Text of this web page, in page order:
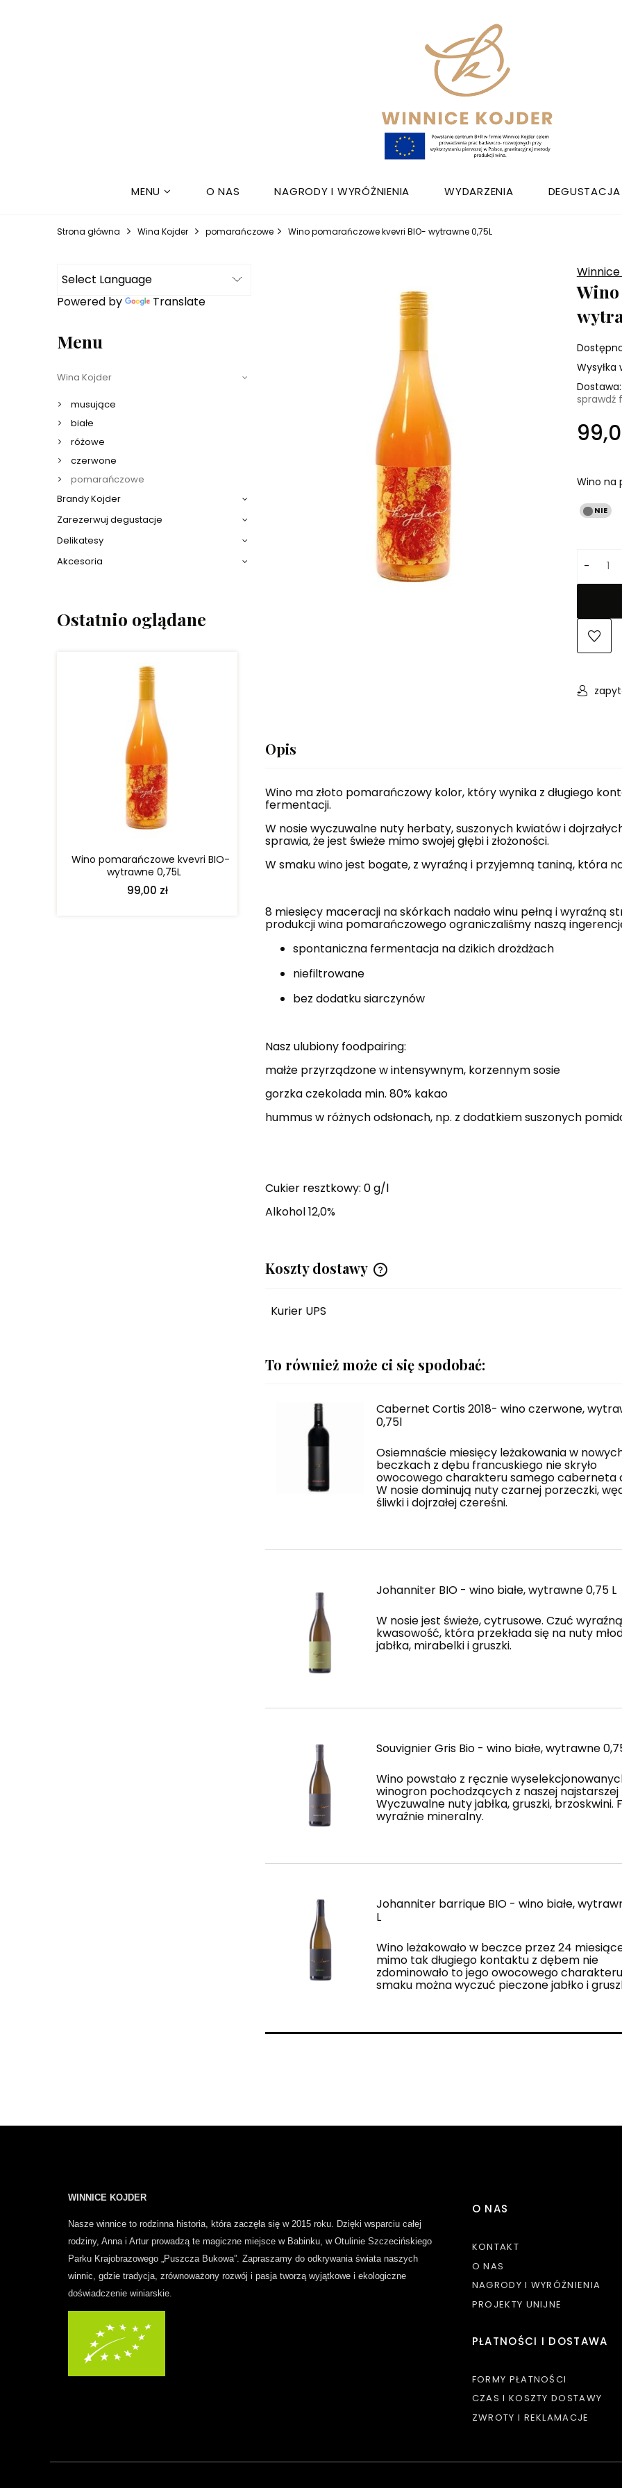
MENU O NAS NAGRODY I WYRÓŻNIENIA WYDARZENIA
Strona główna Wina Kojder pomarańczowe Wino pomarańczowe kvevri BIO- wytrawne 0,75L
Powered by Translate
Menu
Wina Kojder
musujące
białe
różowe
czerwone
pomarańczowe
Brandy Kojder
Zarezerwuj degustacje
Delikatesy
Akcesoria
Ostatnio oglądane
Wino pomarańczowe kvevri BIO-
wytrawne 0,75L
99,00 zł
DO KOSZYKA
Wysyłka
Dostawa:
kosztów
sprawdź
Wino na
-
Opis
Wino ma złoto pomarańczowy kolor, który wynika z długiego
fermentacji.
W nosie wyczuwalne nuty herbaty, suszonych kwiatów i
sprawia, że jest świeże mimo swojej głębi i złożoności.
W smaku wino jest bogate, z wyraźną i przyjemną taniną, która
8 miesięcy maceracji na skórkach nadało winu pełną i wyraźną
produkcji wina pomarańczowego ograniczaliśmy naszą
spontaniczna fermentacja na dzikich drożdżach
niefiltrowane
bez dodatku siarczynów
Nasz ulubiony foodpairing:
małże przyrządzone w intensywnym, korzennym sosie
gorzka czekolada min. 80% kakao
hummus w różnych odsłonach, np. z dodatkiem suszonych
Cukier resztkowy: 0 g/l
Alkohol 12,0%
Koszty dostawy
Kurier UPS
To również może ci się spodobać:
Cabernet Cortis 2018- wino czerwone,
0,75l
Osiemnaście miesięcy leżakowania w
beczkach z dębu francuskiego nie skryło
owocowego charakteru samego caberneta
W nosie dominują nuty czarnej porzeczki,
śliwki i dojrzałej czereśni.
Johanniter BIO - wino białe, wytrawne 0,75 L
W nosie jest świeże, cytrusowe. Czuć wyraźną
kwasowość, która przekłada się na nuty
jabłka, mirabelki i gruszki.
Souvignier Gris Bio - wino białe, wytrawne
Wino powstało z ręcznie
winogron pochodzących z naszej najstarszej
Wyczuwalne nuty jabłka, gruszki, brzoskwini.
wyraźnie mineralny.
Johanniter barrique BIO - wino białe,
L
Wino leżakowało w beczce przez 24
mimo tak długiego kontaktu z dębem nie
zdominowało to jego owocowego
smaku można wyczuć pieczone jabłko i
WINNICE KOJDER
Nasze winnice to rodzinna historia, która zaczęła się w 2015 roku. Dzięki wsparciu całej
rodziny, Anna i Artur prowadzą te magiczne miejsce w Babinku, w Otulinie Szczecińskiego
Parku Krajobrazowego „Puszcza Bukowa”. Zapraszamy do odkrywania świata naszych
winnic, gdzie tradycja, zrównoważony rozwój i pasja tworzą wyjątkowe i ekologiczne
doświadczenie winiarskie.
O NAS
KONTAKT
O NAS
NAGRODY I WYRÓŻNIENIA
PROJEKTY UNIJNE
PŁATNOŚCI I DOSTAWA
FORMY PŁATNOŚCI
CZAS I KOSZTY DOSTAWY
ZWROTY I REKLAMACJE